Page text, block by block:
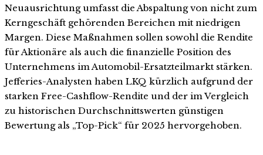
Neuausrichtung umfasst die Abspaltung von nicht zum
Kerngeschäft gehörenden Bereichen mit niedrigen
Margen. Diese Maßnahmen sollen sowohl die Rendite
für Aktionäre als auch die finanzielle Position des
Unternehmens im Automobil-Ersatzteilmarkt stärken.
Jefferies-Analysten haben LKQ kürzlich aufgrund der
starken Free-Cashflow-Rendite und der im Vergleich
zu historischen Durchschnittswerten günstigen
Bewertung als „Top-Pick“ für 2025 hervorgehoben.